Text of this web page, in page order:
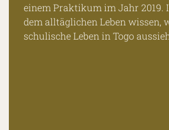
einem Praktikum im Jahr 2019.
dem alltäglichen Leben wissen,
schulische Leben in Togo